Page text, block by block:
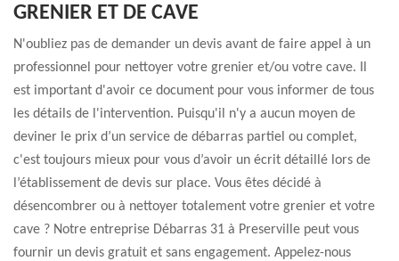
GRENIER ET DE CAVE
N'oubliez pas de demander un devis avant de faire appel à un
professionnel pour nettoyer votre grenier et/ou votre cave. Il
est important d'avoir ce document pour vous informer de tous
les détails de l'intervention. Puisqu'il n'y a aucun moyen de
deviner le prix d’un service de débarras partiel ou complet,
c'est toujours mieux pour vous d’avoir un écrit détaillé lors de
l’établissement de devis sur place. Vous êtes décidé à
désencombrer ou à nettoyer totalement votre grenier et votre
cave ? Notre entreprise Débarras 31 à Preserville peut vous
fournir un devis gratuit et sans engagement. Appelez-nous